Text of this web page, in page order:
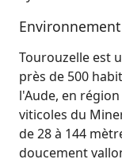
Environnement
Tourouzelle est
près de 500
l'Aude, en
viticoles du
de 28 à 144
doucement